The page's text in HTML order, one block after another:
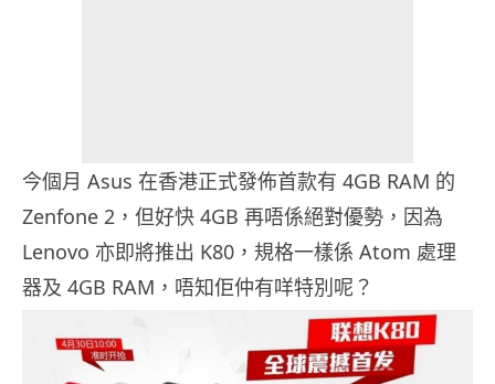
今個月 Asus 在香港正式發佈首款有 4GB RAM 的
Zenfone 2，但好快 4GB 再唔係絕對優勢，因為
Lenovo 亦即將推出 K80，規格一樣係 Atom 處理
器及 4GB RAM，唔知佢仲有咩特別呢？